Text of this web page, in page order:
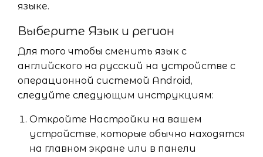
языке.
Выберите Язык и регион
Для того чтобы сменить язык с
английского на русский на устройстве с
операционной системой Android,
следуйте следующим инструкциям:
Откройте Настройки на вашем
устройстве, которые обычно находятся
на главном экране или в панели